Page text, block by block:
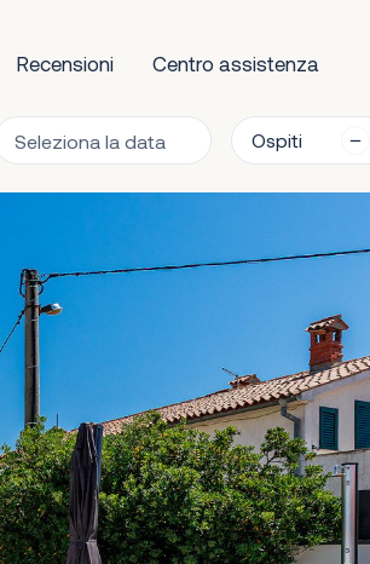
Recensioni Centro assistenza
Ospiti